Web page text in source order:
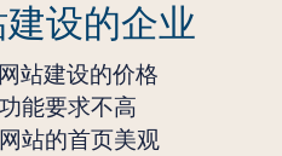
设的企业
站建设的价格
能要求不高
站的首页美观